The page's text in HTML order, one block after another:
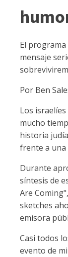
El
mensaje
Por Ben
Los
mucho
historia
frente a una
Durante
síntesis de
Are
sketches
emisora
Casi todos
evento de